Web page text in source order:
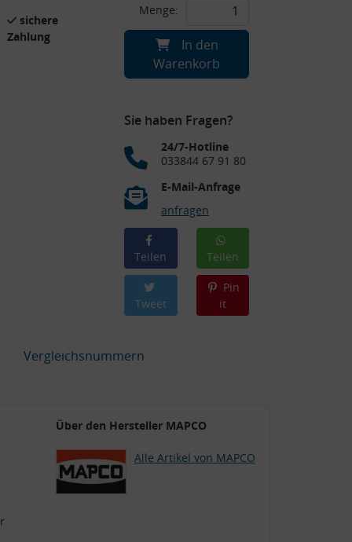
sichere
Zahlung
Menge:
In den
Warenkorb
Sie haben Fragen?
24/7-Hotline
033844 67 91 80
E-Mail-Anfrage
anfragen
Teilen Teilen
Tweet
Pin
it
Vergleichsnummern
Über den Hersteller MAPCO
Alle Artikel von MAPCO